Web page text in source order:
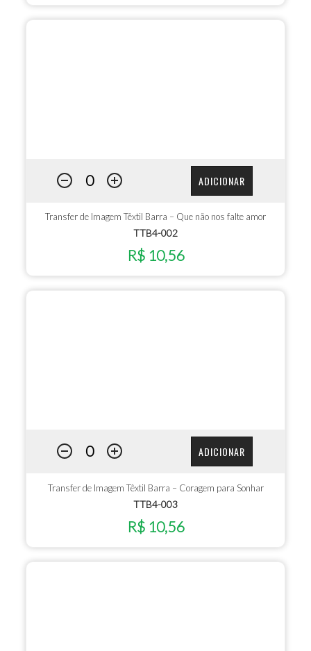
ADICIONAR
Transfer de Imagem Têxtil Barra – Que não nos falte amor
TTB4-002
R$ 10,56
ADICIONAR
Transfer de Imagem Têxtil Barra – Coragem para Sonhar
TTB4-003
R$ 10,56